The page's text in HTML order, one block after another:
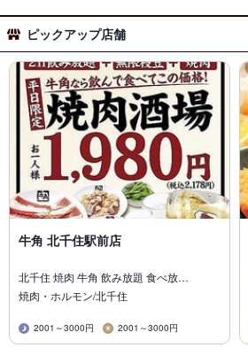
ピックアップ店舗
牛角 北千住駅前店
北千住 焼肉 牛角 飲み放題 食べ放…
焼肉・ホルモン/北千住
2001～3000円 2001～3000円